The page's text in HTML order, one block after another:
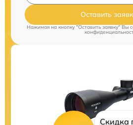
Оставить
Нажимая на кнопку "Оставить заявку" Вы
Скидка